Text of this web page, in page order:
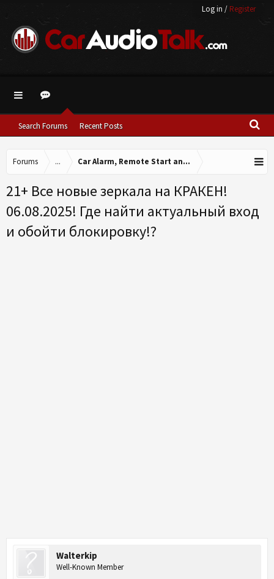
Log in / Register
Search Forums Recent Posts
Forums ... Car Alarm, Remote Start and other Accessories.
21+ Все новые зеркала на КРАКЕН!
06.08.2025! Где найти актуальный вход
и обойти блокировку!?
Walterkip
Well-Known Member